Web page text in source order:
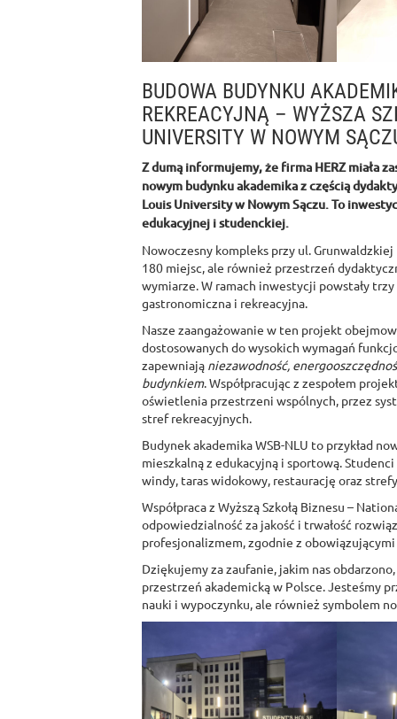
BUDOWA BUDYNKU
REKREACYJNĄ – WYŻSZA
UNIVERSITY W NOWYM
Z dumą informujemy, że firma HERZ miała
nowym budynku akademika z częścią
Louis University w Nowym Sączu. To
edukacyjnej i studenckiej.
Nowoczesny kompleks przy ul.
180 miejsc, ale również przestrzeń
wymiarze. W ramach inwestycji powstały
gastronomiczna i rekreacyjna.
Nasze zaangażowanie w ten projekt
dostosowanych do wysokich wymagań
zapewniają niezawodność,
budynkiem. Współpracując z zespołem
oświetlenia przestrzeni wspólnych, przez
stref rekreacyjnych.
Budynek akademika WSB-NLU to przykład
mieszkalną z edukacyjną i sportową.
windy, taras widokowy, restaurację oraz
Współpraca z Wyższą Szkołą Biznesu –
odpowiedzialność za jakość i trwałość
profesjonalizmem, zgodnie z
Dziękujemy za zaufanie, jakim nas
przestrzeń akademicką w Polsce. Jesteśmy
nauki i wypoczynku, ale również symbolem